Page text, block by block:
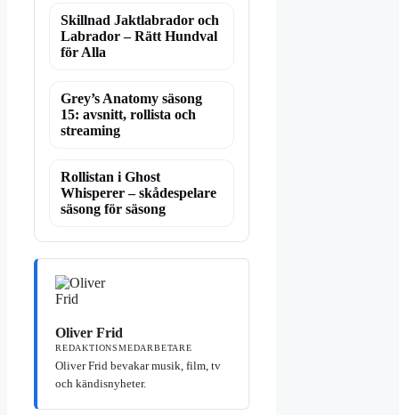
Skillnad Jaktlabrador och
Labrador – Rätt Hundval
för Alla
Grey’s Anatomy säsong
15: avsnitt, rollista och
streaming
Rollistan i Ghost
Whisperer – skådespelare
säsong för säsong
Oliver Frid
REDAKTIONSMEDARBETARE
Oliver Frid bevakar musik, film, tv
och kändisnyheter.